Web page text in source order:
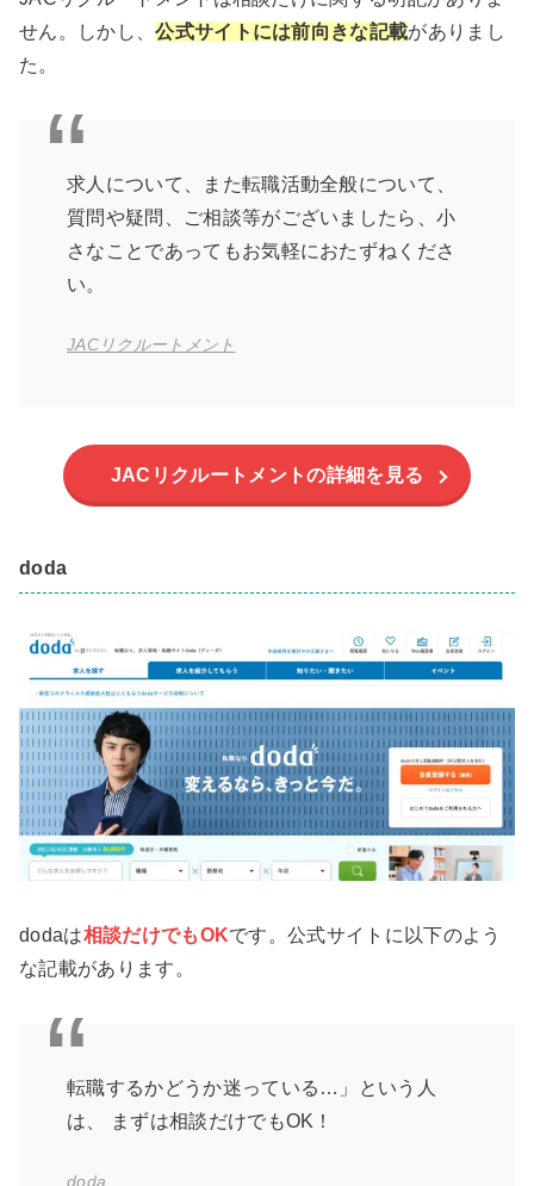
せん。しかし、公式サイトには前向きな記載がありまし
た。
求人について、また転職活動全般について、
質問や疑問、ご相談等がございましたら、小
さなことであってもお気軽におたずねくださ
い。
JACリクルートメント
JACリクルートメントの詳細を見る
doda
dodaは相談だけでもOKです。公式サイトに以下のよう
な記載があります。
転職するかどうか迷っている…」という人
は、 まずは相談だけでもOK！
doda